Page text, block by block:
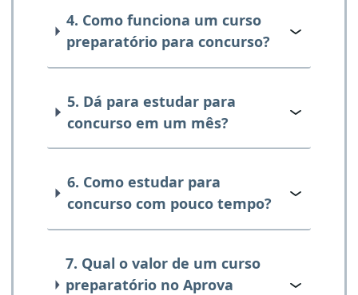
4. Como funciona um curso
preparatório para concurso?
5. Dá para estudar para
concurso em um mês?
6. Como estudar para
concurso com pouco tempo?
7. Qual o valor de um curso
preparatório no Aprova